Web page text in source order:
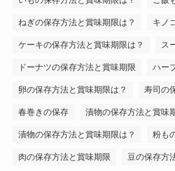
ねぎの保存方法と賞味期限は？ キノ
ケーキの保存方法と賞味期限は？ ス
ドーナツの保存方法と賞味期限 ハー
卵の保存方法と賞味期限は？ 寿司の
春巻きの保存 漬物の保存方法と賞味
漬物の保存方法と賞味期限は？ 粉も
肉の保存方法と賞味期限 豆の保存方